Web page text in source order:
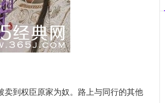
到权臣原家为奴。路上与同行的其他